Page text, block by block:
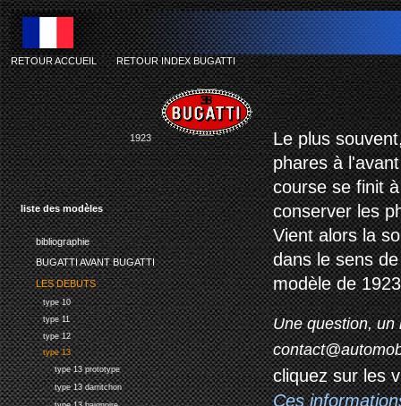
liste des modèles
bibliographie
BUGATTI AVANT BUGATTI
LES DEBUTS
type 10
type 11
type 12
type 13
type 13 prototype
type 13 darritchon
RETOUR ACCUEIL-RETOUR INDEX BUGATTI
1923
Le plus
phares à
course se finit
conserver les
Vient alors la
dans le sens
modèle de
Une question, un
cliquez sur les
Ces